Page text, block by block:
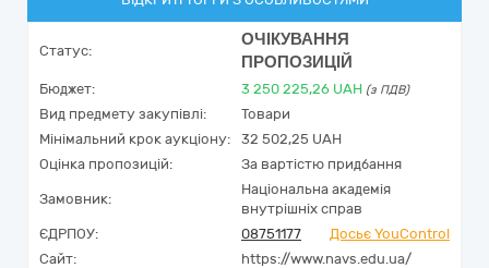
Статус:
ОЧІКУВАННЯ
ПРОПОЗИЦІЙ
Бюджет: 3 250 225,26 UAH (з ПДВ)
Вид предмету закупівлі:
Товари
Мінімальний крок аукціону:
32 502,25 UAH
Оцінка пропозицій:
За вартістю придбання
Замовник:
Національна академія
внутрішніх справ
ЄДРПОУ:
08751177
Досьє YouControl
Сайт:
https://www.navs.edu.ua/